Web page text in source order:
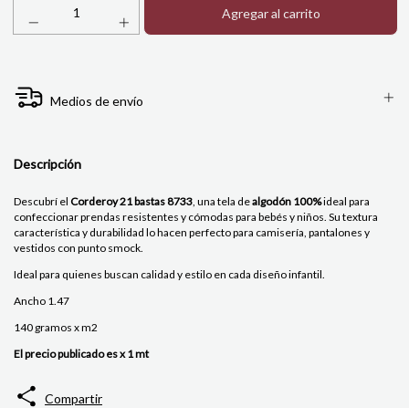
Medios de envío
Descripción
Descubrí el Corderoy 21 bastas 8733, una tela dealgodón 100%ideal para
confeccionar prendas resistentes y cómodas para bebés y niños. Su textura
característica y durabilidad lo hacen perfecto para camisería, pantalones y
vestidos con punto smock.
Ideal para quienes buscan calidad y estilo en cada diseño infantil.
Ancho 1.47
140 gramos x m2
El precio publicado es x 1 mt
Compartir